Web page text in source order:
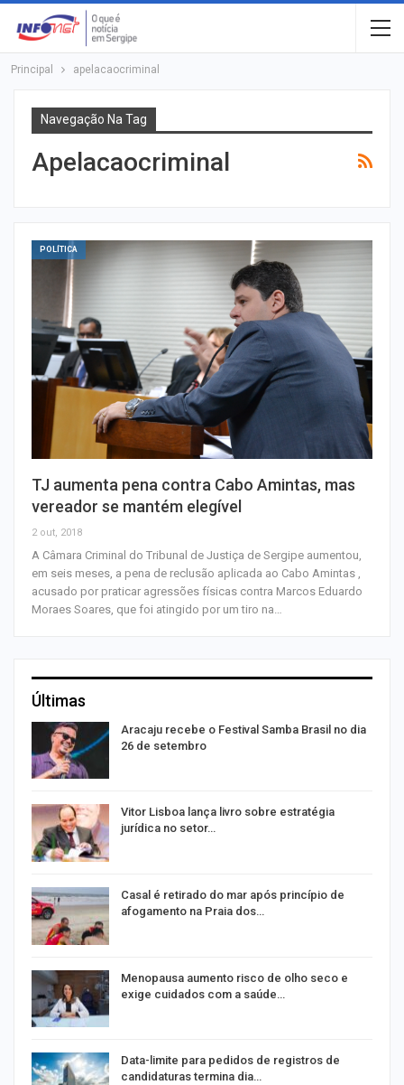
Principal apelacaocriminal
Navegação Na Tag
Apelacaocriminal
POLÍTICA
TJ aumenta pena contra Cabo Amintas, mas
vereador se mantém elegível
2 out, 2018
A Câmara Criminal do Tribunal de Justiça de Sergipe aumentou,
em seis meses, a pena de reclusão aplicada ao Cabo Amintas ,
acusado por praticar agressões físicas contra Marcos Eduardo
Moraes Soares, que foi atingido por um tiro na…
Últimas
Aracaju recebe o Festival Samba Brasil no dia
26 de setembro
Vitor Lisboa lança livro sobre estratégia
jurídica no setor…
Casal é retirado do mar após princípio de
afogamento na Praia dos…
Menopausa aumento risco de olho seco e
exige cuidados com a saúde…
Data-limite para pedidos de registros de
candidaturas termina dia…